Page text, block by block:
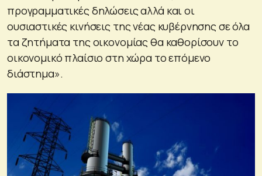
προγραμματικές δηλώσεις αλλά και οι
ουσιαστικές κινήσεις της νέας κυβέρνησης σε όλα
τα ζητήματα της οικονομίας θα καθορίσουν το
οικονομικό πλαίσιο στη χώρα το επόμενο
διάστημα».